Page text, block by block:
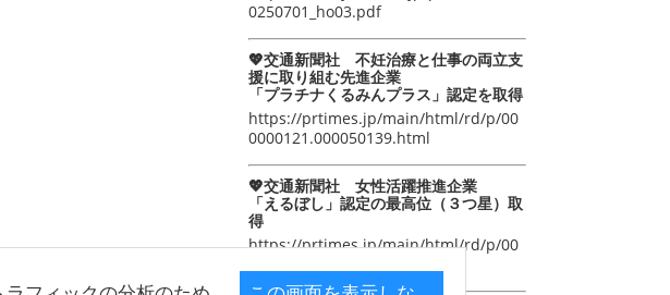
0250701_ho03.pdf
💖交通新聞社 不妊治療と仕事の両立支
援に取り組む先進企業
「プラチナくるみんプラス」認定を取得
https://prtimes.jp/main/html/rd/p/00
0000121.000050139.html
💖交通新聞社 女性活躍推進企業
「えるぼし」認定の最高位（３つ星）取
得
https://prtimes.jp/main/html/rd/p/00